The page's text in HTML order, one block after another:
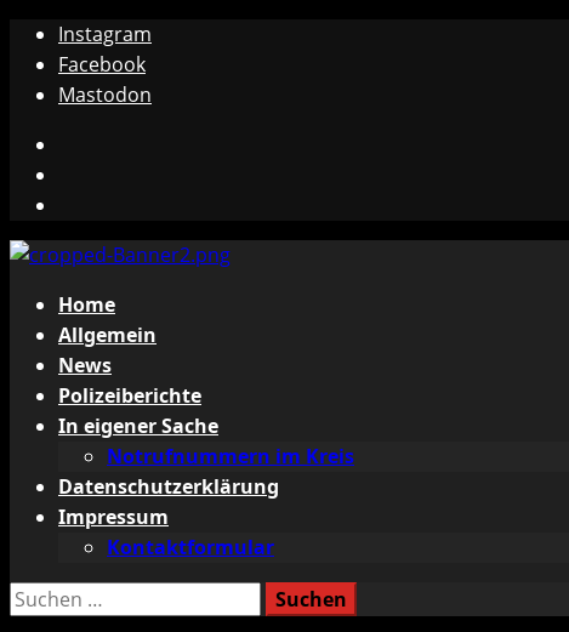
Zum
Inhalt
springen
Instagram
Facebook
Mastodon
Primäres
Menü
Home
Allgemein
News
Polizeiberichte
In eigener Sache
Notrufnummern im Kreis
Datenschutzerklärung
Impressum
Kontaktformular
Suchen